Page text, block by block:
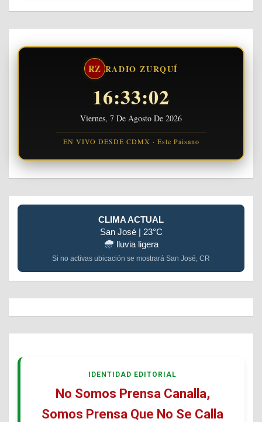
RZ RADIO ZURQUÍ
16:33:03
Viernes, 7 De Agosto De 2026
EN VIVO DESDE CDMX · Este Paisano
CLIMA ACTUAL
San José | 23°C
lluvia ligera
Si no activas ubicación se mostrará San José, CR
IDENTIDAD EDITORIAL
No Somos Prensa Canalla,
Somos Prensa Que No Se Calla